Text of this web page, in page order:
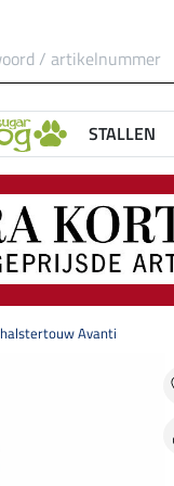
STALLEN
halstertouw Avanti